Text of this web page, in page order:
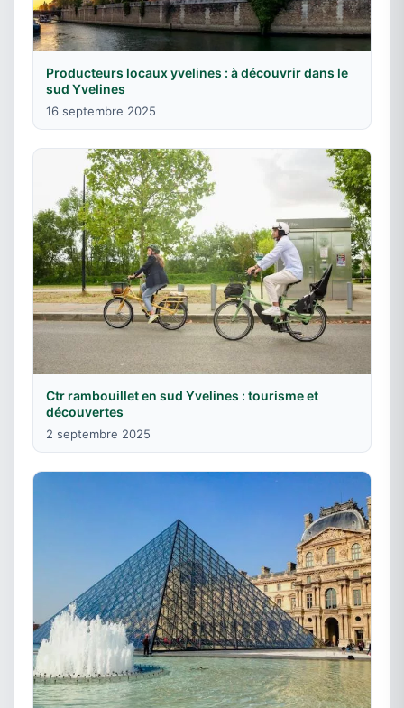
Producteurs locaux yvelines : à découvrir dans le
sud Yvelines
16 septembre 2025
Ctr rambouillet en sud Yvelines : tourisme et
découvertes
2 septembre 2025